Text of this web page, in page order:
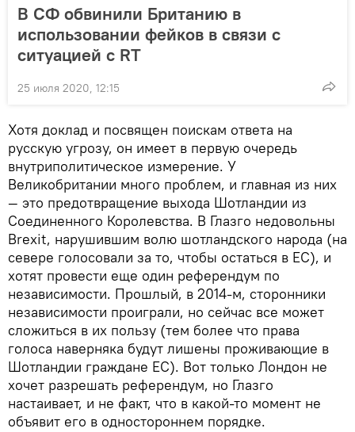
В СФ обвинили Британию в
использовании фейков в связи с
ситуацией с RT
25 июля 2020, 12:15
Хотя доклад и посвящен поискам ответа на
русскую угрозу, он имеет в первую очередь
внутриполитическое измерение. У
Великобритании много проблем, и главная из них
— это предотвращение выхода Шотландии из
Соединенного Королевства. В Глазго недовольны
Brexit, нарушившим волю шотландского народа (на
севере голосовали за то, чтобы остаться в ЕС), и
хотят провести еще один референдум по
независимости. Прошлый, в 2014-м, сторонники
независимости проиграли, но сейчас все может
сложиться в их пользу (тем более что права
голоса наверняка будут лишены проживающие в
Шотландии граждане ЕС). Вот только Лондон не
хочет разрешать референдум, но Глазго
настаивает, и не факт, что в какой-то момент не
объявит его в одностороннем порядке.